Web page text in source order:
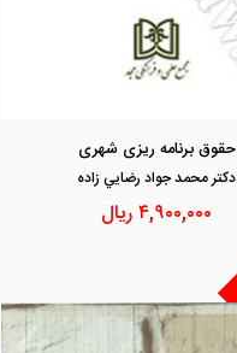
حقوق برنامه ریزی شهری
دكتر محمد جواد رضايي زاده
۴,۹۰۰,۰۰۰ریال